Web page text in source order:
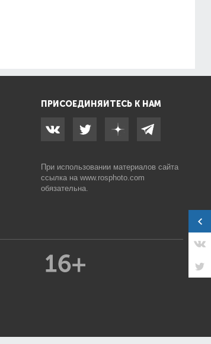
ПРИСОЕДИНЯЙТЕСЬ К НАМ
При использовании материалов сайта
ссылка на www.rosphoto.com
обязательна.